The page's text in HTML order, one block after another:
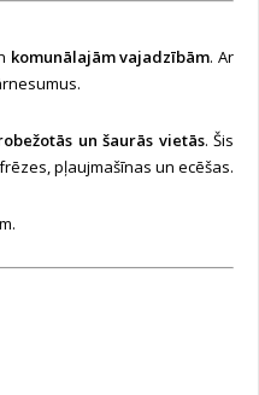
komunālajām vajadzībām. Ar
un šaurās vietās. Šis
pļaujmašīnas un ecēšas.